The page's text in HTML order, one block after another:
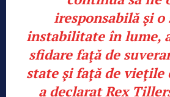
iresponsabilă şi o
instabilitate în lume,
sfidare faţă de
state şi faţă de vieţile
a declarat Rex